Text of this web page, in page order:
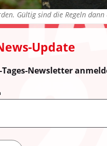
Gültig sind die Regeln
Update
Newsletter